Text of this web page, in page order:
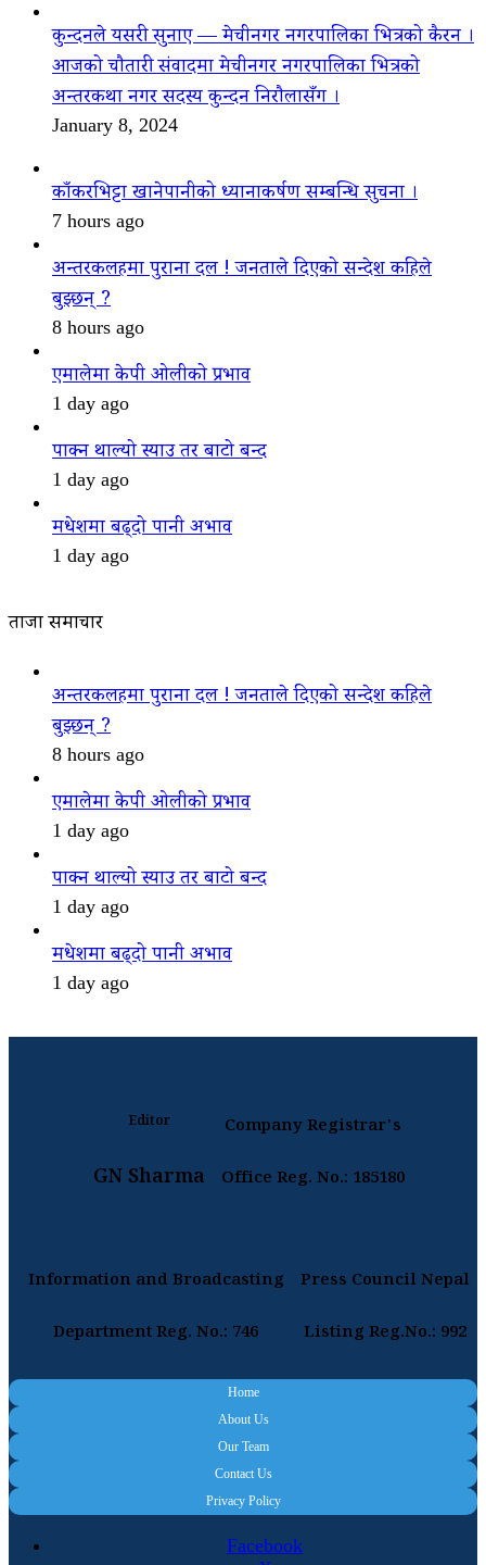
कुन्दनले यसरी सुनाए — मेचीनगर नगरपालिका भित्रको कैरन ।
आजको चौतारी संवादमा मेचीनगर नगरपालिका भित्रको
अन्तरकथा नगर सदस्य कुन्दन निरौलासँग ।
January 8, 2024
काँकरभिट्टा खानेपानीको ध्यानाकर्षण सम्बन्धि सुचना ।
7 hours ago
अन्तरकलहमा पुराना दल ! जनताले दिएको सन्देश कहिले
बुझ्छन् ?
8 hours ago
एमालेमा केपी ओलीको प्रभाव
1 day ago
पाक्न थाल्यो स्याउ तर बाटो बन्द
1 day ago
मधेशमा बढ्दो पानी अभाव
1 day ago
ताजा समाचार
अन्तरकलहमा पुराना दल ! जनताले दिएको सन्देश कहिले
बुझ्छन् ?
8 hours ago
एमालेमा केपी ओलीको प्रभाव
1 day ago
पाक्न थाल्यो स्याउ तर बाटो बन्द
1 day ago
मधेशमा बढ्दो पानी अभाव
1 day ago
Editor
GN Sharma
Company Registrar's
Office Reg. No.: 185180
Information and Broadcasting
Department Reg. No.: 746
Press Council Nepal
Listing Reg.No.: 992
Home
About Us
Our Team
Contact Us
Privacy Policy
Facebook